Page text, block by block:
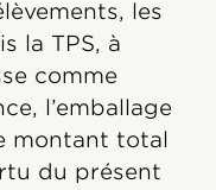
les
la TPS, à
comme
l’emballage
montant total
du présent